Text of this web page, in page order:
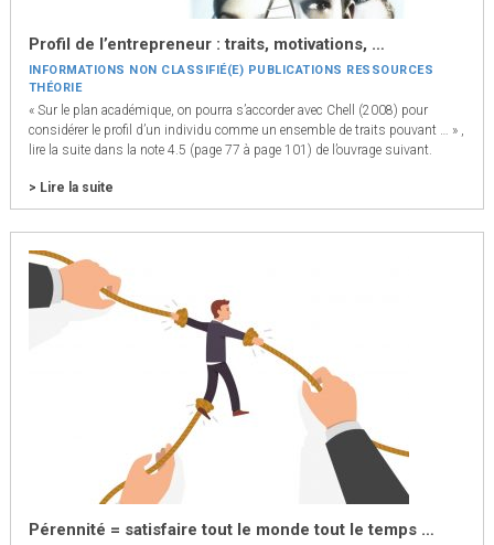
Profil de l’entrepreneur : traits, motivations, …
INFORMATIONS NON CLASSIFIÉ(E) PUBLICATIONS RESSOURCES
THÉORIE
« Sur le plan académique, on pourra s’accorder avec Chell (2008) pour
considérer le profil d’un individu comme un ensemble de traits pouvant … » ,
lire la suite dans la note 4.5 (page 77 à page 101) de l’ouvrage suivant.
> Lire la suite
Pérennité = satisfaire tout le monde tout le temps …